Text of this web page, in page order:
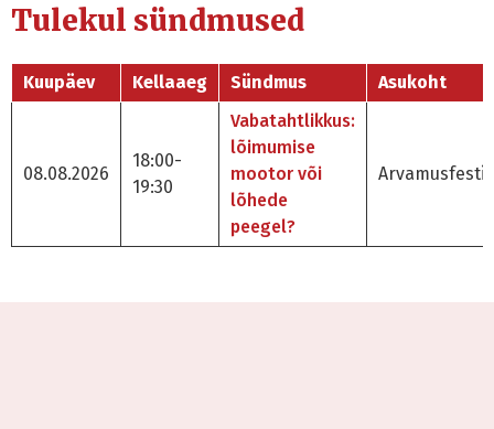
Tulekul sündmused
Kuupäev Kellaaeg Sündmus Asukoht
08.08.2026
18:00-
19:30
Vabatahtlikkus:
lõimumise
mootor või
lõhede
peegel?